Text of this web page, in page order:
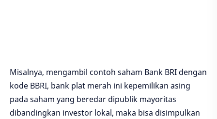
Misalnya, mengambil contoh saham Bank BRI dengan
kode BBRI, bank plat merah ini kepemilikan asing
pada saham yang beredar dipublik mayoritas
dibandingkan investor lokal, maka bisa disimpulkan